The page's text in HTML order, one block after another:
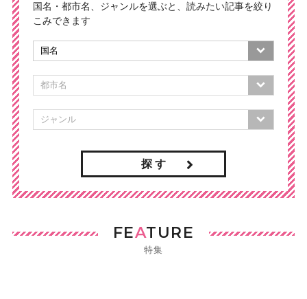
国名・都市名、ジャンルを選ぶと、読みたい記事を絞り
こみできます
探 す
FEATURE
特集